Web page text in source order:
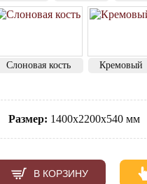
Слоновая кость Кремовый
Размер: 1400х2200х540 мм
В КОРЗИНУ